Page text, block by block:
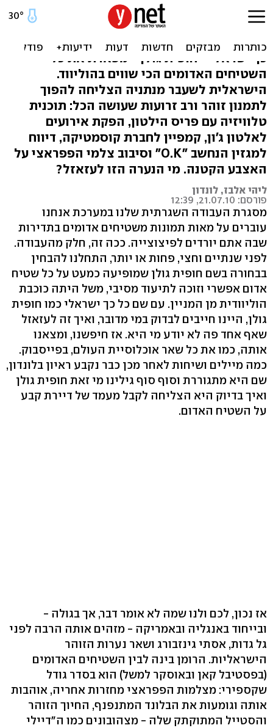
מי את חופית גולן?
כבר שנתיים שבחורה בלונדינית העונה לשם הכל
כך ישראלי - חופית גולן - מפארת את כל
השטיחים האדומים הכי שווים בהוליווד.
הישראלית לשעבר מנתניה הצליחה להפוך
לתמנון זוהר ורב זרועות שעושה הכל: תוכנית
טלוויזיה עם פריס הילטון, הפקת אירועים
לאלטון ג'ון, קמפיין לחברת קוסמטיקה, דיווח
למגזין הנחשב "O.K" וסיבוב צלמי הפפראצי על
האצבע הקטנה. מי הנערה הזו לעזאזל?
ליהי אלבז, לונדון
פורסם: 21.07.10, 12:39
מסגרת העבודה השגרתית שלנו במערכת אנחנו
עוברים על מאות תמונות משטיחים אדומים בתדירות
שבה אתם יורדים לפיצוצייה. ככה זה, חלק מהעבודה.
לפני שנתיים וחצי, פחות או יותר, התחלנו להבחין
בבחורה בשם חופית גולן שמופיעה כמעט על כל שטיח
אדום אפשרי וזוכה לתיעוד מסיבי, משל היתה כוכבת
הוליוודית מן המניין. עם שם כל כך ישראלי כמו חופית
גולן, היינו חייבים לבדוק במי מדובר, ואיך זה לעזאזל
שאף אחד פה לא יודע מי היא. אז חיפשנו, ומצאנו
אותה, כמו את כל שאר אוכלוסיית העולם, בפייסבוק.
כמה מיילים ושיחות לאחר מכן כבר נקבע ראיון בלונדון,
שם היא מתגוררת וסוף סוף גילינו מי זאת חופית גולן
ואיך בדיוק היא הצליחה לקבל מעמד של דיירת קבע
על השטיח האדום.
אז נכון, לכם ולנו שמה לא אומר דבר, אך בגולה -
ובייחוד באנגליה ובאמריקה - מזהים אותה הרבה לפני
גל גדות, אסתי גינזבורג ושאר נערות הזוהר
הישראליות. הרומן בינה לבין השטיחים האדומים
(בפסטיבל קאן ובאוסקר למשל) הוא בסדר גודל
שקספירי: מצלמות הפפראצי מחזרות אחריה, אוהבות
אותה וגומעות את הבלונד המתנפנף, החיוך הזוהר
והסטייל המתוקתק שלה - מצהובונים כמו ה"דיילי